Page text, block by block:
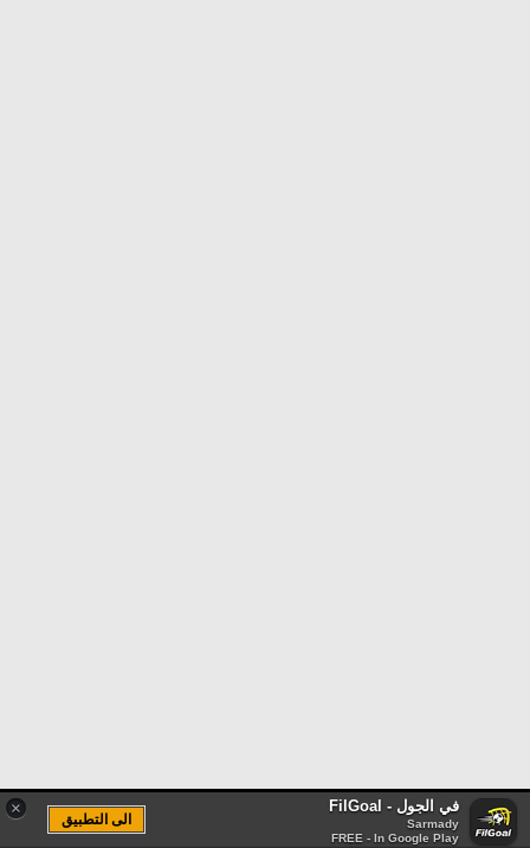
× في الجول - FilGoal
Sarmady
FREE - In Google Play
الى التطبيق